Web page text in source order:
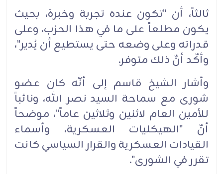
ثالثاً، أن "تكون عنده تجربة وخبرة، بحيث
يكون مطلعاً على ما في هذا الحزب، وعلى
قدراته وعلى وضعه حتى يستطيع أن يُدير"،
وأكّد أنّ ذلك متوفر.
وأشار الشيخ قاسم إلى أنّه كان عضو
شورى مع سماحة السيد نصر الله، ونائباً
للأمين العام لاثنين وثلاثين عاماً"، موضحاً
أنّ "الهيكليات العسكرية، وأسماء
القيادات العسكرية والقرار السياسي كانت
تقرر في الشورى".